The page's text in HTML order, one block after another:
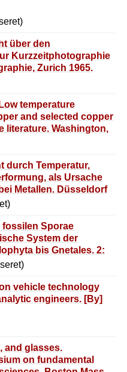
über den
Kurzzeitphotographie
Zurich 1965.
temperature
and selected copper
literature. Washington,
durch Temperatur,
als Ursache
Metallen. Düsseldorf
Sporae
System der
bis Gnetales. 2:
vehicle technology
engineers. [By]
and glasses.
on fundamental